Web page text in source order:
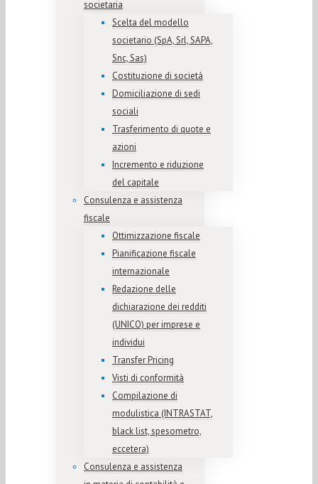
societaria
Scelta del modello
societario (SpA, Srl, SAPA,
Snc, Sas)
Costituzione di società
Domiciliazione di sedi
sociali
Trasferimento di quote e
azioni
Incremento e riduzione
del capitale
Consulenza e assistenza
fiscale
Ottimizzazione fiscale
Pianificazione fiscale
internazionale
Redazione delle
dichiarazione dei redditi
(UNICO) per imprese e
individui
Transfer Pricing
Visti di conformità
Compilazione di
modulistica (INTRASTAT,
black list, spesometro,
eccetera)
Consulenza e assistenza